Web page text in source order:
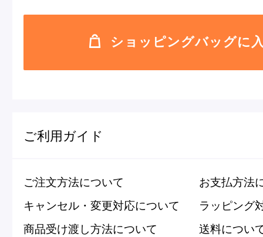
ショッピングバッグに
ご利用ガイド
ご注文方法について
お支払方法
キャンセル・変更対応について
ラッピング
商品受け渡し方法について
送料につい